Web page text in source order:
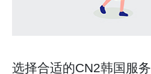
选择合适的CN2韩国服